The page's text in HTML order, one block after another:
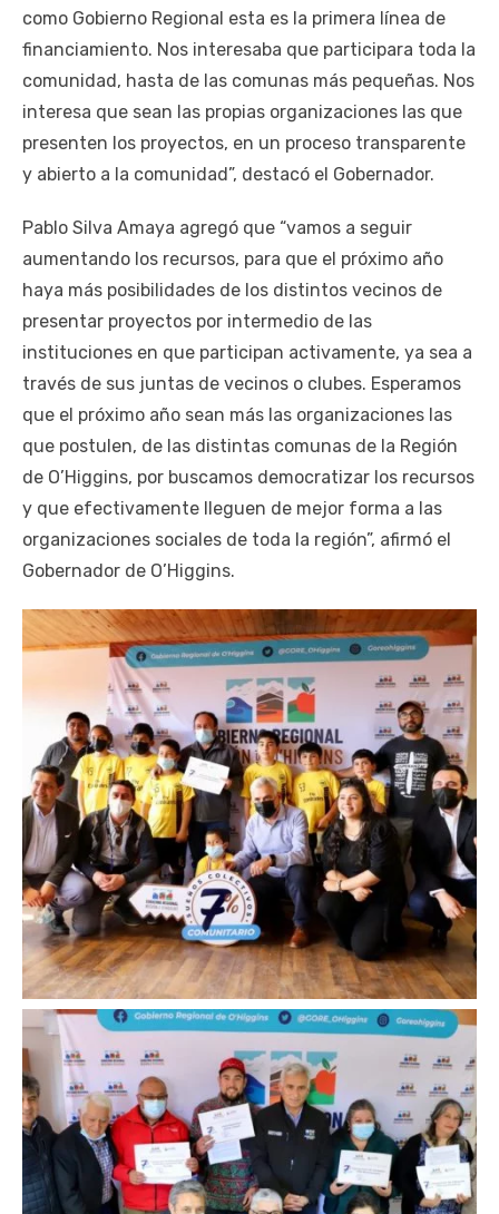
como Gobierno Regional esta es la primera línea de
financiamiento. Nos interesaba que participara toda la
comunidad, hasta de las comunas más pequeñas. Nos
interesa que sean las propias organizaciones las que
presenten los proyectos, en un proceso transparente
y abierto a la comunidad”, destacó el Gobernador.
Pablo Silva Amaya agregó que “vamos a seguir
aumentando los recursos, para que el próximo año
haya más posibilidades de los distintos vecinos de
presentar proyectos por intermedio de las
instituciones en que participan activamente, ya sea a
través de sus juntas de vecinos o clubes. Esperamos
que el próximo año sean más las organizaciones las
que postulen, de las distintas comunas de la Región
de O’Higgins, por buscamos democratizar los recursos
y que efectivamente lleguen de mejor forma a las
organizaciones sociales de toda la región”, afirmó el
Gobernador de O’Higgins.